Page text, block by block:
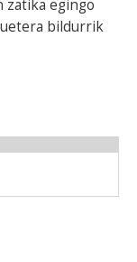
zatika egingo
bildurrik